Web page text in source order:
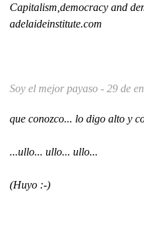
Capitalism,democracy and
adelaideinstitute.com
Soy el mejor payaso - 29 de
que conozco... lo digo alto y
...ullo... ullo... ullo...
(Huyo :-)